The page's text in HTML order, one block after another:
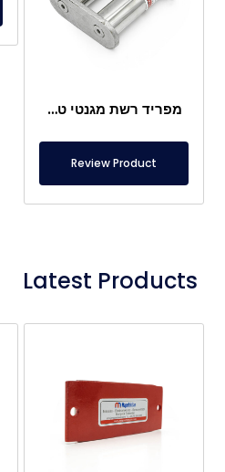
מפריד רשת מגנטי טבעי 80×80 מ"מ
Review Product
Latest Products